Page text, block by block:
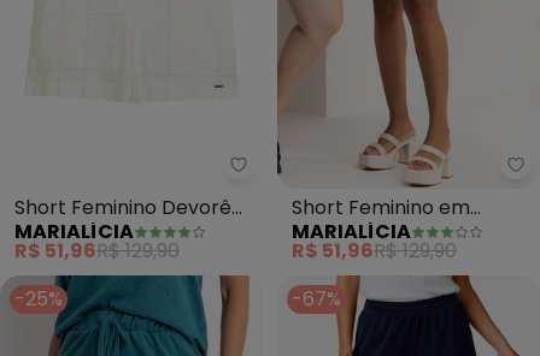
Marialícia - Short Feminino
Short Feminino Devorê
(Bege)
MARIALÍCIA
R$ 51,96R$ 129,90
Short Feminino em
Moletinho (Bege)
MARIALÍCIA
R$ 51,96R$ 129,90
-25%
-67%